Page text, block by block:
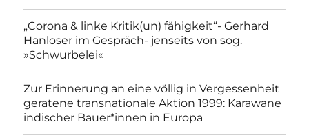
„Corona & linke Kritik(un) fähigkeit“- Gerhard
Hanloser im Gespräch- jenseits von sog.
»Schwurbelei«
Zur Erinnerung an eine völlig in Vergessenheit
geratene transnationale Aktion 1999: Karawane
indischer Bauer*innen in Europa